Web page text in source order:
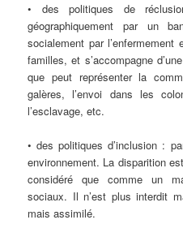
• des politiques de
géographiquement par un
socialement par l’enfermement
familles, et s’accompagne
que peut représenter la
galères, l’envoi dans les
l’esclavage, etc.
• des politiques d’inclusion :
environnement. La disparition
considéré que comme un
sociaux. Il n’est plus interdit
mais assimilé.